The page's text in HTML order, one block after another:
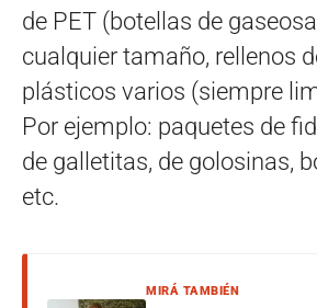
de PET (botellas de
cualquier tamaño, rellenos
plásticos varios (siempre
Por ejemplo: paquetes de
de galletitas, de golosinas,
etc.
MIRÁ TAMBIÉN